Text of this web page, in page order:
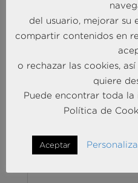
otro lado, la nueva
de Servicios de Atención
restricciones a la
Seguro que utilizando
nuestro servicio al cliente.
del usuario, mejorar su
compartir contenidos en
o rechazar las cookies,
quiere
Puede encontrar toda la
Política de
Aceptar